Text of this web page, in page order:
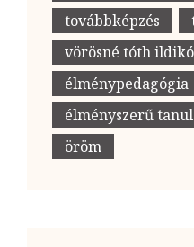
továbbképzés
vörösné tóth ildikó
élménypedagógia
élményszerű
öröm